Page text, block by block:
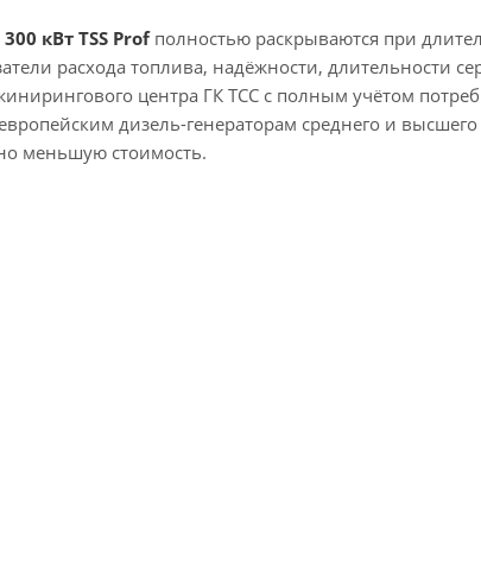
кВт TSS Profполностью раскрываются при
расхода топлива, надёжности, длительности
центра ГК ТСС с полным учётом
дизель-генераторам среднего и
меньшую стоимость.